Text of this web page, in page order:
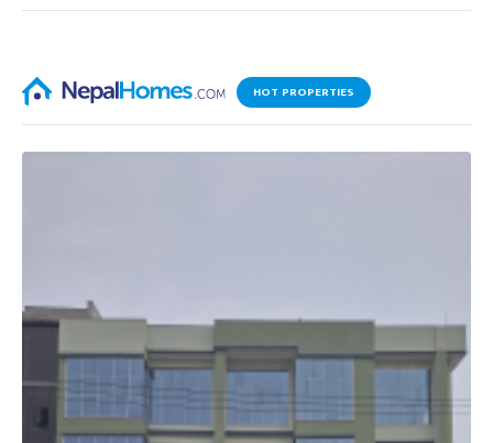
HOT PROPERTIES